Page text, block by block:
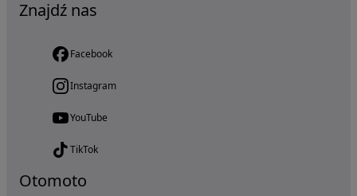
Znajdź nas
Facebook
Instagram
YouTube
TikTok
Otomoto